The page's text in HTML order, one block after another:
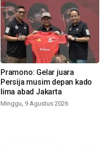
Pramono: Gelar juara
Persija musim depan kado
lima abad Jakarta
Minggu, 9 Agustus 2026